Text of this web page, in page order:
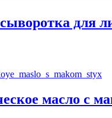
для
масло с